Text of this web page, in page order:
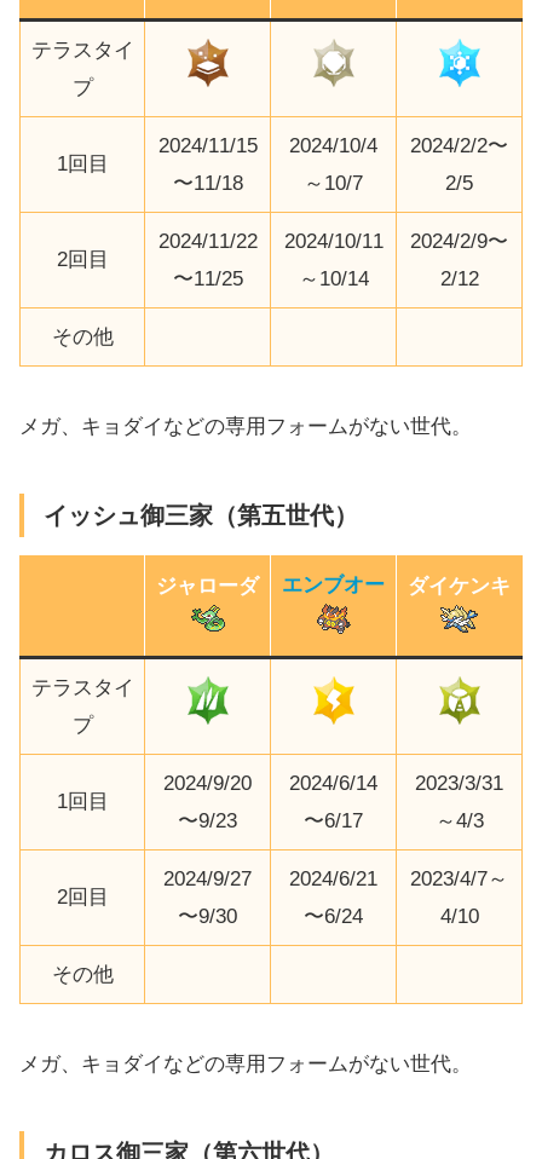
テラスタイ
プ
1回目
2024/11/15
〜11/18
2024/10/4
～10/7
2024/2/2〜
2/5
2回目
2024/11/22
〜11/25
2024/10/11
～10/14
2024/2/9〜
2/12
その他
メガ、キョダイなどの専用フォームがない世代。
イッシュ御三家（第五世代）
ジャローダ エンブオー ダイケンキ
テラスタイ
プ
1回目
2024/9/20
〜9/23
2024/6/14
〜6/17
2023/3/31
～4/3
2回目
2024/9/27
〜9/30
2024/6/21
〜6/24
2023/4/7～
4/10
その他
メガ、キョダイなどの専用フォームがない世代。
カロス御三家（第六世代）